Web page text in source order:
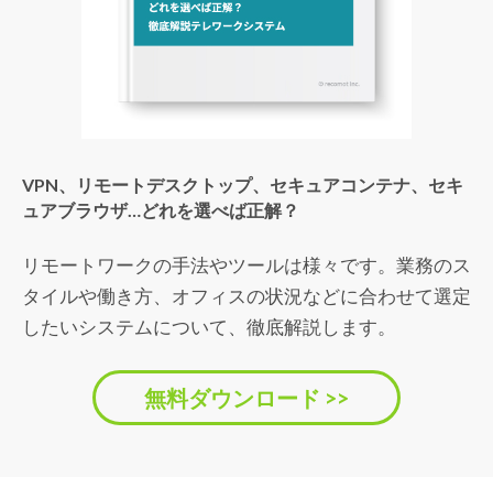
VPN、リモートデスクトップ、セキュアコンテナ、セキ
ュアブラウザ…どれを選べば正解？
リモートワークの手法やツールは様々です。業務のス
タイルや働き方、オフィスの状況などに合わせて選定
したいシステムについて、徹底解説します。
無料ダウンロード >>